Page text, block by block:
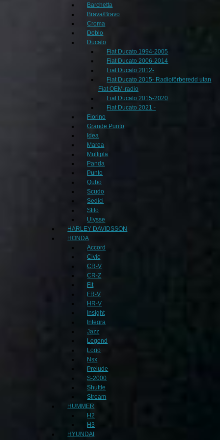
Barchetta
Brava/Bravo
Croma
Doblo
Ducato
Fiat Ducato 1994-2005
Fiat Ducato 2006-2014
Fiat Ducato 2012-
Fiat Ducato 2015- Radioförberedd utan
Fiat OEM-radio
Fiat Ducato 2015-2020
Fiat Ducato 2021 -
Fiorino
Grande Punto
Idea
Marea
Multipla
Panda
Punto
Qubo
Scudo
Sedici
Stilo
Ulysse
HARLEY DAVIDSSON
HONDA
Accord
Civic
CR-V
CR-Z
Fit
FR-V
HR-V
Insight
Integra
Jazz
Legend
Logo
Nsx
Prelude
S-2000
Shuttle
Stream
HUMMER
H2
H3
HYUNDAI